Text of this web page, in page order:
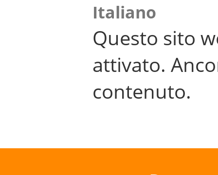
Italiano
Questo sito
attivato.
contenuto.